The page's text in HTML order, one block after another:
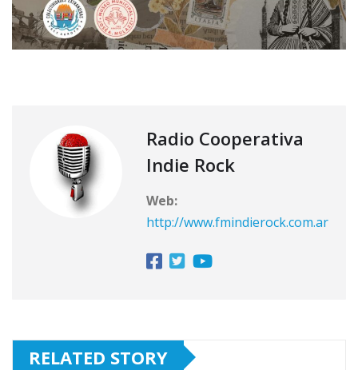
Radio Cooperativa
Indie Rock
Web:
http://www.fmindierock.com.ar
RELATED STORY